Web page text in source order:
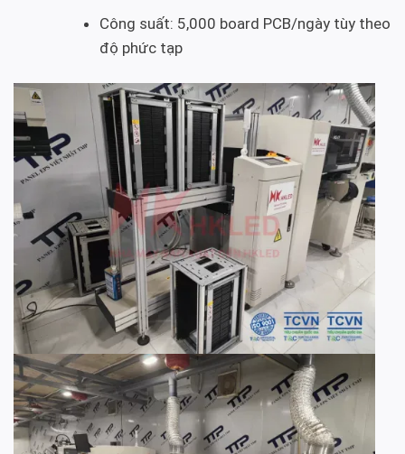
Công suất: 5,000 board PCB/ngày tùy theo
độ phức tạp